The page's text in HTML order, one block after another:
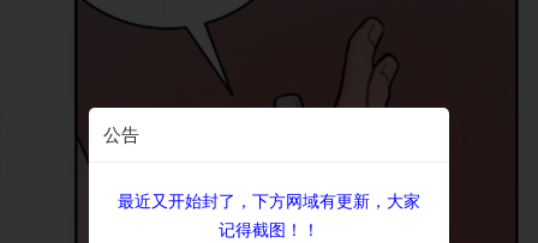
公告
最近又开始封了，下方网域有更新，大家
记得截图！！